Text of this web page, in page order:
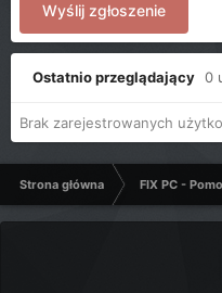
Wyślij zgłoszenie
Ostatnio przeglądający 0
Brak zarejestrowanych
Strona główna FIX PC -